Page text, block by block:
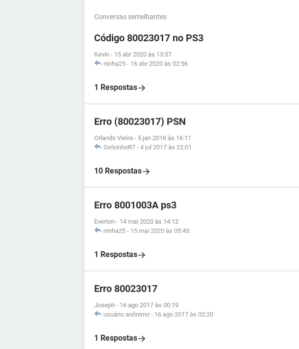
Conversas semelhantes
Código 80023017 no PS3
Kevin - 15 abr 2020 às 13:57
ninha25 - 16 abr 2020 às 02:56
1 Respostas
Erro (80023017) PSN
Orlando Vieira - 5 jan 2016 às 16:11
GelsinhoR7 - 4 jul 2017 às 22:01
10 Respostas
Erro 8001003A ps3
Everton - 14 mai 2020 às 14:12
ninha25 - 15 mai 2020 às 05:45
1 Respostas
Erro 80023017
Joseph - 16 ago 2017 às 00:19
usuário anônimo - 16 ago 2017 às 02:20
1 Respostas